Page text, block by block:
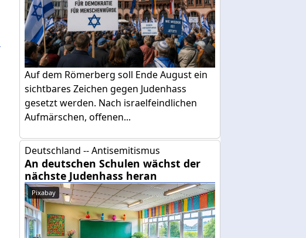
Auf dem Römerberg soll Ende August ein
sichtbares Zeichen gegen Judenhass
gesetzt werden. Nach israelfeindlichen
Aufmärschen, offenen...
Deutschland -- Antisemitismus
An deutschen Schulen wächst der
nächste Judenhass heran
Pixabay